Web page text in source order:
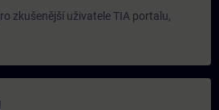
zkušenější uživatele TIA portalu,